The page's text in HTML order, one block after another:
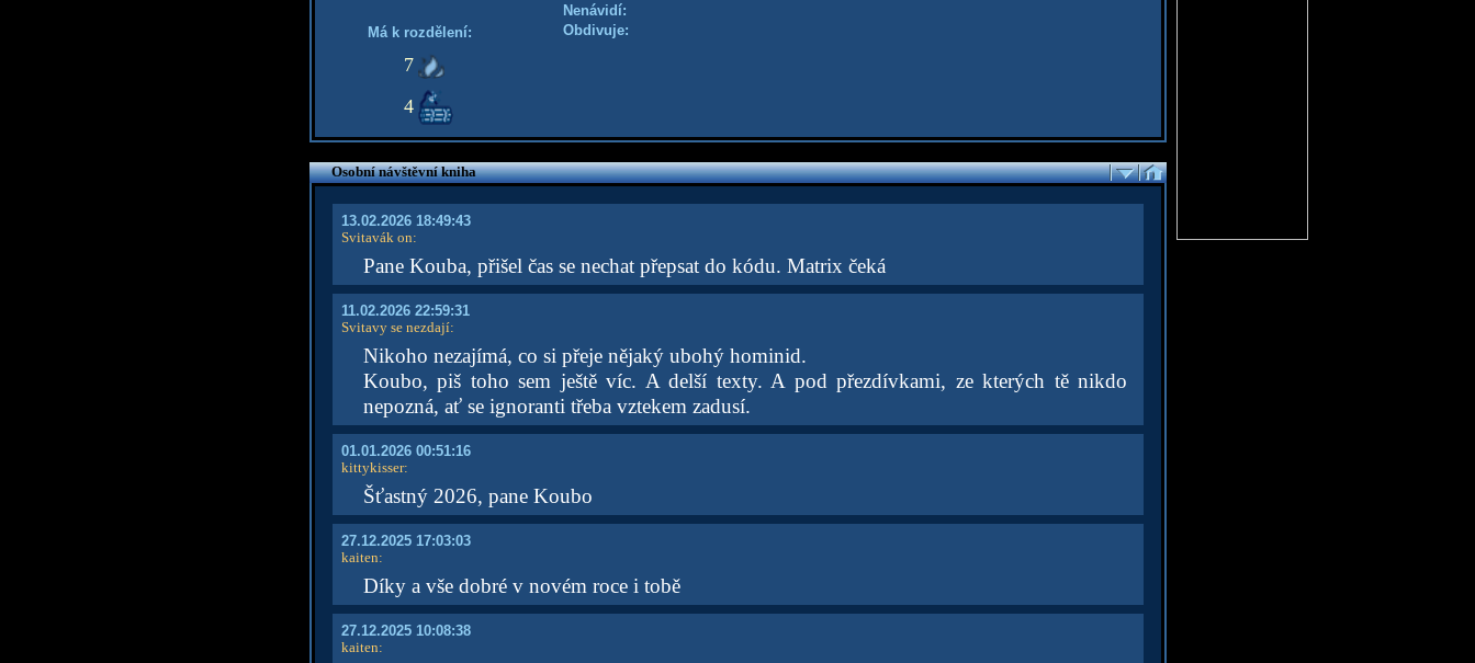
Má k rozdělení:
7
4
Nenávidí:
Obdivuje:
Osobní návštěvní kniha
13.02.2026 18:49:43
Svitavák on:
Pane Kouba, přišel čas se nechat přepsat do kódu. Matrix čeká
11.02.2026 22:59:31
Svitavy se nezdají:
Nikoho nezajímá, co si přeje nějaký ubohý hominid.
Koubo, piš toho sem ještě víc. A delší texty. A pod přezdívkami, ze kterých tě nikdo
nepozná, ať se ignoranti třeba vztekem zadusí.
01.01.2026 00:51:16
kittykisser:
Šťastný 2026, pane Koubo
27.12.2025 17:03:03
kaiten:
Díky a vše dobré v novém roce i tobě
27.12.2025 10:08:38
kaiten: